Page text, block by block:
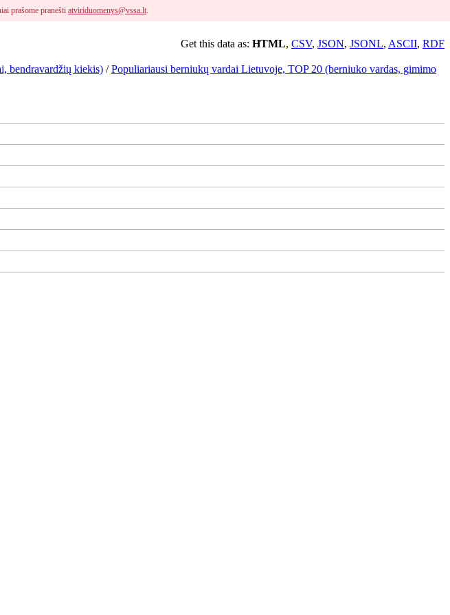
prašome pranešti atviriduomenys@vssa.lt.
Get this data as: HTML, CSV, JSON, JSONL, ASCII, RDF
bendravardžių kiekis) /Populiariausi berniukų vardai Lietuvoje, TOP 20 (berniuko vardas, gimimo